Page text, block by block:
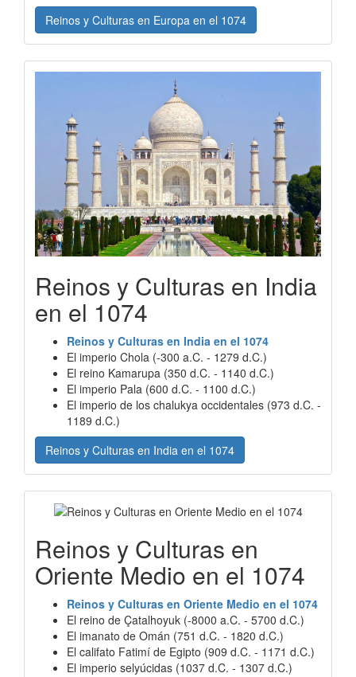
Reinos y Culturas en Europa en el 1074
Reinos y Culturas en India
en el 1074
Reinos y Culturas en India en el 1074
El imperio Chola (-300 a.C. - 1279 d.C.)
El reino Kamarupa (350 d.C. - 1140 d.C.)
El imperio Pala (600 d.C. - 1100 d.C.)
El imperio de los chalukya occidentales (973 d.C. -
1189 d.C.)
Reinos y Culturas en India en el 1074
Reinos y Culturas en
Oriente Medio en el 1074
Reinos y Culturas en Oriente Medio en el 1074
El reino de Çatalhoyuk (-8000 a.C. - 5700 d.C.)
El imanato de Omán (751 d.C. - 1820 d.C.)
El califato Fatimí de Egipto (909 d.C. - 1171 d.C.)
El imperio selyúcidas (1037 d.C. - 1307 d.C.)